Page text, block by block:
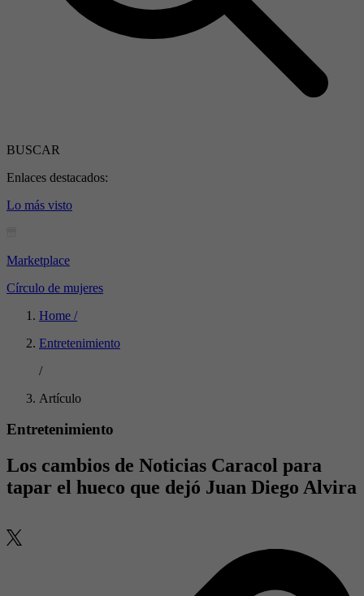
BUSCAR
Enlaces destacados:
Lo más visto
Marketplace
Círculo de mujeres
Home /
Entretenimiento
/
Artículo
Entretenimiento
Los cambios de Noticias Caracol para
tapar el hueco que dejó Juan Diego Alvira